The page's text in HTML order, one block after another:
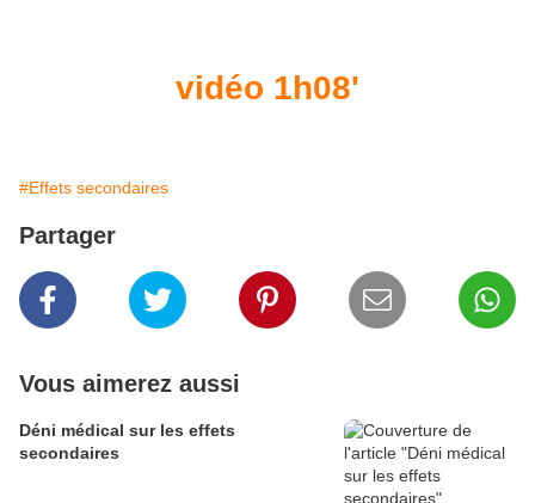
vidéo 1h08'
#Effets secondaires
Partager
Vous aimerez aussi
Déni médical sur les effets
secondaires